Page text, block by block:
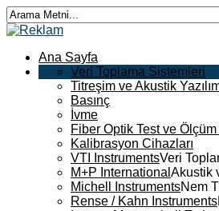
Ana Sayfa
Veri Toplama Sistemleri
Titreşim ve Akustik
Basınç
İvme
Fiber Optik Test ve Ölçüm
Kalibrasyon Cihazları
VTI InstrumentsVeri
M+P International Akustik
Michell InstrumentsNem
Rense / Kahn Instruments